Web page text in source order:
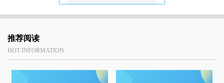
推荐阅读
HOT INFORMATION